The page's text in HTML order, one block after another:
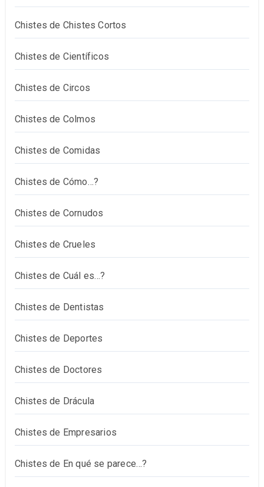
Chistes de Chistes Cortos
Chistes de Científicos
Chistes de Circos
Chistes de Colmos
Chistes de Comidas
Chistes de Cómo…?
Chistes de Cornudos
Chistes de Crueles
Chistes de Cuál es…?
Chistes de Dentistas
Chistes de Deportes
Chistes de Doctores
Chistes de Drácula
Chistes de Empresarios
Chistes de En qué se parece…?